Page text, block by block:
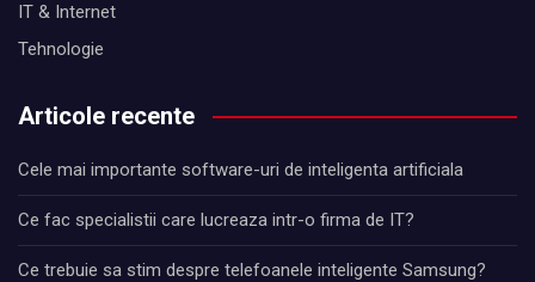
IT & Internet
Tehnologie
Articole recente
Cele mai importante software-uri de inteligenta artificiala
Ce fac specialistii care lucreaza intr-o firma de IT?
Ce trebuie sa stim despre telefoanele inteligente Samsung?